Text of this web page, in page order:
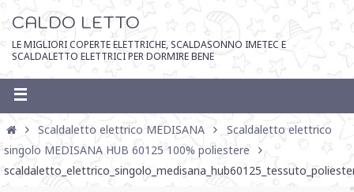
CALDO LETTO
LE MIGLIORI COPERTE ELETTRICHE, SCALDASONNO IMETEC E
SCALDALETTO ELETTRICI PER DORMIRE BENE
Scaldaletto elettrico MEDISANA
Scaldaletto elettrico
singolo MEDISANA HUB 60125 100% poliestere